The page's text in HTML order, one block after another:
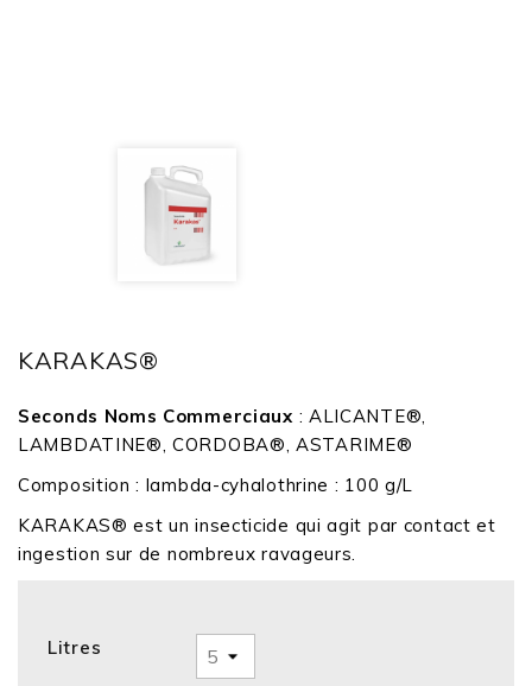
KARAKAS®
Seconds Noms Commerciaux : ALICANTE®,
LAMBDATINE®, CORDOBA®, ASTARIME®
Composition : lambda-cyhalothrine : 100 g/L
KARAKAS® est un insecticide qui agit par contact et
ingestion sur de nombreux ravageurs.
Litres